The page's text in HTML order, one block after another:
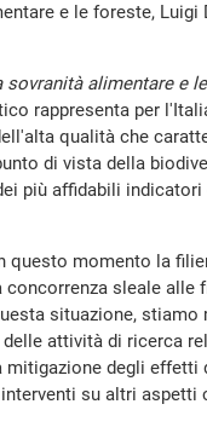
e le foreste, Luigi
alimentare e
rappresenta per
qualità che
di vista della
più affidabili indicatori
questo momento la
sleale alle
situazione, stiamo
attività di ricerca
degli effetti
su altri aspetti